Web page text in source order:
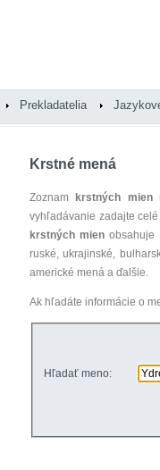
Prekladatelia
Krstné mená
Zoznam krstných mien
vyhľadávanie zadajte
krstných mien obsahuje
ruské, ukrajinské,
americké mená a ďalšie.
Ak hľadáte informácie o
Hľadať meno: